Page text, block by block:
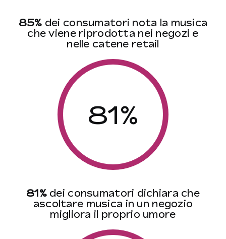
85% dei consumatori nota la musica
che viene riprodotta nei negozi e
nelle catene retail
81%
81%dei consumatori dichiara che
ascoltare musica in un negozio
migliora il proprio umore